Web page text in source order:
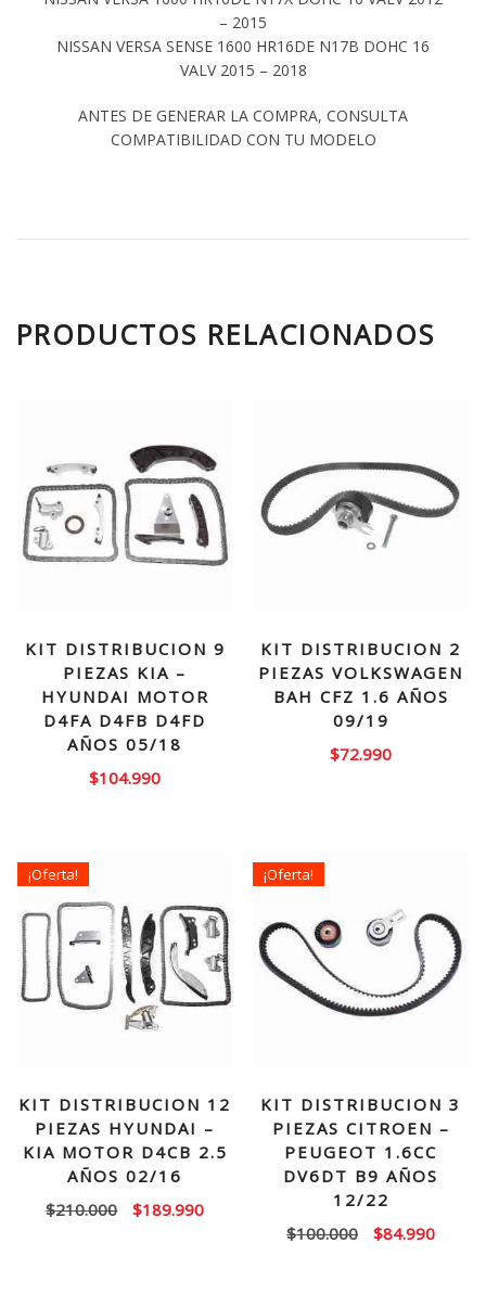
– 2015
NISSAN VERSA SENSE 1600 HR16DE N17B DOHC 16
VALV 2015 – 2018
ANTES DE GENERAR LA COMPRA, CONSULTA
COMPATIBILIDAD CON TU MODELO
PRODUCTOS RELACIONADOS
KIT DISTRIBUCION 9
PIEZAS KIA –
HYUNDAI MOTOR
D4FA D4FB D4FD
AÑOS 05/18
$104.990
KIT DISTRIBUCION 2
PIEZAS VOLKSWAGEN
BAH CFZ 1.6 AÑOS
09/19
$72.990
¡Oferta!
KIT DISTRIBUCION 12
PIEZAS HYUNDAI –
KIA MOTOR D4CB 2.5
AÑOS 02/16
$210.000
El
$189.990El
¡Oferta!
KIT DISTRIBUCION 3
PIEZAS CITROEN –
PEUGEOT 1.6CC
DV6DT B9 AÑOS
12/22
$100.000
El
$84.990El